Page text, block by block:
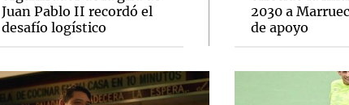
Juan Pablo II recordó el
desafío logístico
2030 a
de apoyo
Notas
El huracán de Arequito